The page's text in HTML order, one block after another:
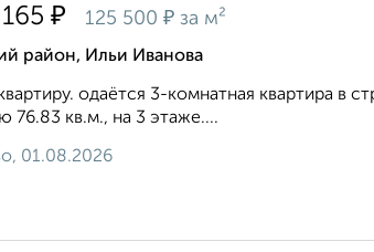
₽ 125 500 ₽ за м²
район, Ильи Иванова
одаётся 3-комнатная квартира в
76.83 кв.м., на 3 этаже....
01.08.2026